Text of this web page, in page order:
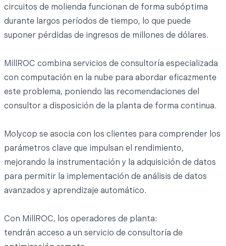
circuitos de molienda funcionan de forma subóptima
durante largos períodos de tiempo, lo que puede
suponer pérdidas de ingresos de millones de dólares.
MillROC combina servicios de consultoría especializada
con computación en la nube para abordar eficazmente
este problema, poniendo las recomendaciones del
consultor a disposición de la planta de forma continua.
Molycop se asocia con los clientes para comprender los
parámetros clave que impulsan el rendimiento,
mejorando la instrumentación y la adquisición de datos
para permitir la implementación de análisis de datos
avanzados y aprendizaje automático.
Con MillROC, los operadores de planta:
tendrán acceso a un servicio de consultoría de